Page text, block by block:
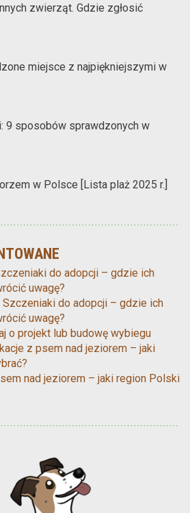
zwierząt. Gdzie zgłosić
miejsce z najpiękniejszymi w
9 sposobów sprawdzonych w
w Polsce [Lista plaż 2025 r.]
do adopcji – gdzie ich
uwagę?
Szczeniaki do adopcji – gdzie ich
uwagę?
o projekt lub budowę wybiegu
z psem nad jeziorem – jaki
nad jeziorem – jaki region Polski